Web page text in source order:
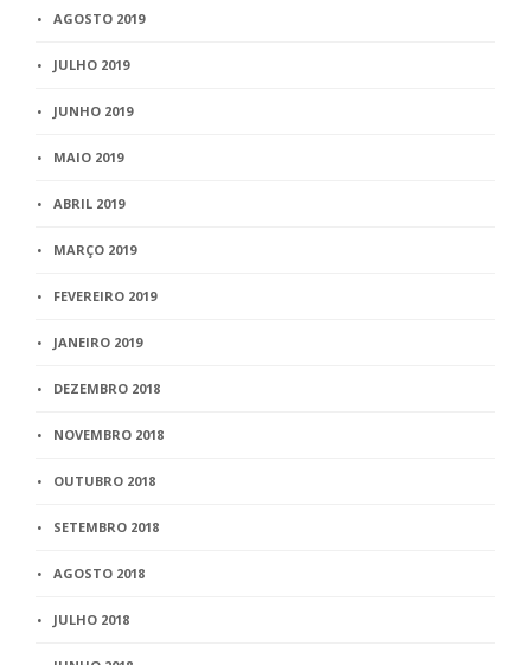
AGOSTO 2019
JULHO 2019
JUNHO 2019
MAIO 2019
ABRIL 2019
MARÇO 2019
FEVEREIRO 2019
JANEIRO 2019
DEZEMBRO 2018
NOVEMBRO 2018
OUTUBRO 2018
SETEMBRO 2018
AGOSTO 2018
JULHO 2018